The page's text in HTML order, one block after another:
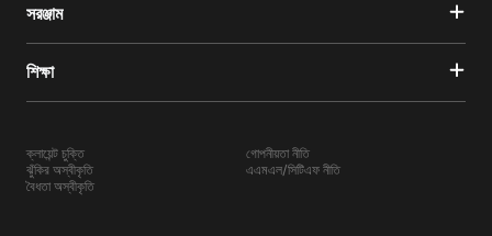
সরঞ্জাম
শিক্ষা
ক্লায়েন্ট চুক্তি
ঝুঁকির অস্বীকৃতি
বৈধতা অস্বীকৃতি
গোপনীয়তা নীতি
এএমএল/সিটিএফ নীতি